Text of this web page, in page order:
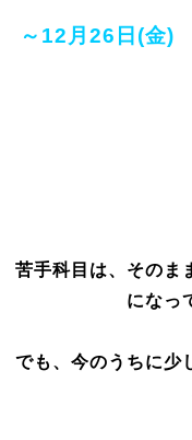
～12月26日(金)
苦手科目は、そのま
になっ
でも、今のうちに少